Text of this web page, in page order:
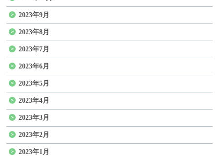
2023年9月
2023年8月
2023年7月
2023年6月
2023年5月
2023年4月
2023年3月
2023年2月
2023年1月